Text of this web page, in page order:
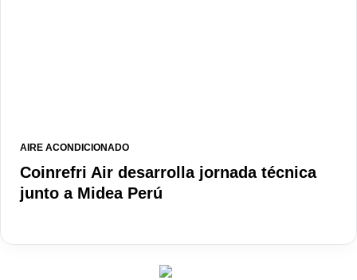
AIRE ACONDICIONADO
Coinrefri Air desarrolla jornada técnica
junto a Midea Perú